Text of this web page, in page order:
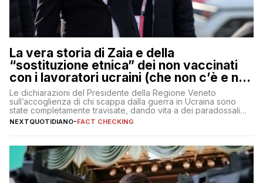
La vera storia di Zaia e della
“sostituzione etnica” dei non vaccinati
con i lavoratori ucraini (che non c’è e non
ci sarà)
Le dichiarazioni del Presidente della Regione Veneto
sull’accoglienza di chi scappa dalla guerra in Ucraina sono
state completamente travisate, dando vita a dei paradossali
falsi che girano sui social
NEXTQUOTIDIANO-FACT CHECKING